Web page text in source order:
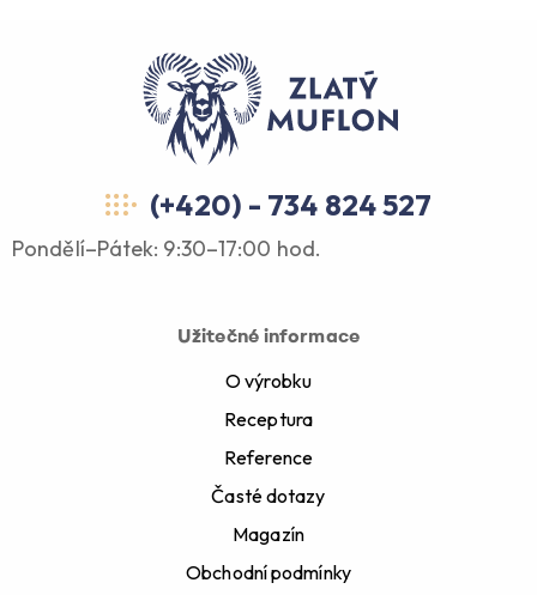
(+420) - 734 824 527
Pondělí–Pátek: 9:30–17:00 hod.
Užitečné informace
O výrobku
Receptura
Reference
Časté dotazy
Magazín
Obchodní podmínky